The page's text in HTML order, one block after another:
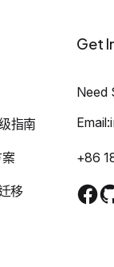
指南
移
Get
Need
+86